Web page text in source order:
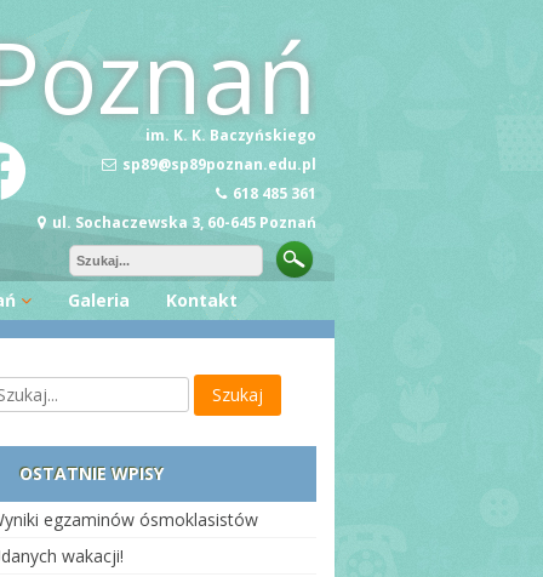
im. K. K. Baczyńskiego
sp89@sp89poznan.edu.pl
618 485 361
ul. Sochaczewska 3, 60-645 Poznań
Wiedzy
Galeria Kontakt
OSTATNIE WPISY
egzaminów ósmoklasistów
wakacji!